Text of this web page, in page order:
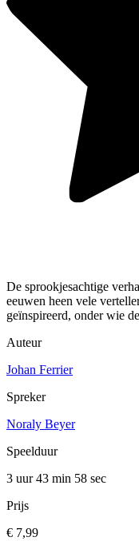
De sprookjesachtige
eeuwen heen vele
geïnspireerd, onder wie
Auteur
Johan Ferrier
Spreker
Noraly Beyer
Speelduur
3 uur 43 min 58 sec
Prijs
€ 7,99